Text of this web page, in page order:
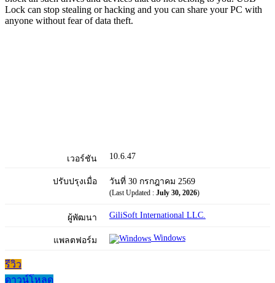
Lock can stop stealing or hacking and you can share your PC with
anyone without fear of data theft.
เวอร์ชัน 10.6.47
ปรับปรุงเมื่อ วันที่ 30 กรกฎาคม 2569
(Last Updated : July 30, 2026)
ผู้พัฒนา GiliSoft International LLC.
แพลตฟอร์ม Windows
รีวิว
ดาวน์โหลด